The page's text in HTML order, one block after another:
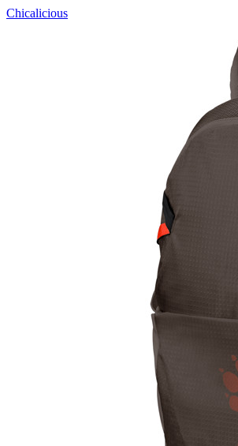
Chicalicious